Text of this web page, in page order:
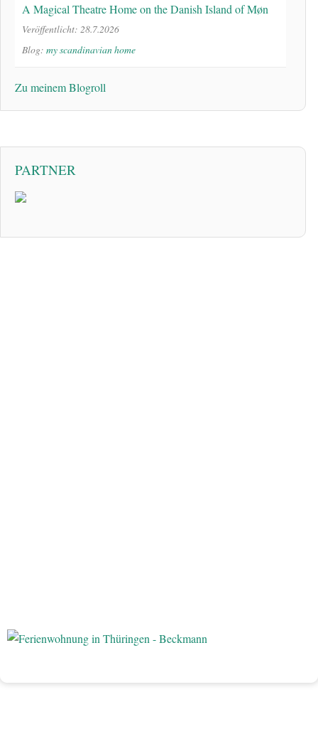
A Magical Theatre Home on the Danish Island of Møn
Veröffentlicht: 28.7.2026
Blog: my scandinavian home
Zu meinem Blogroll
PARTNER